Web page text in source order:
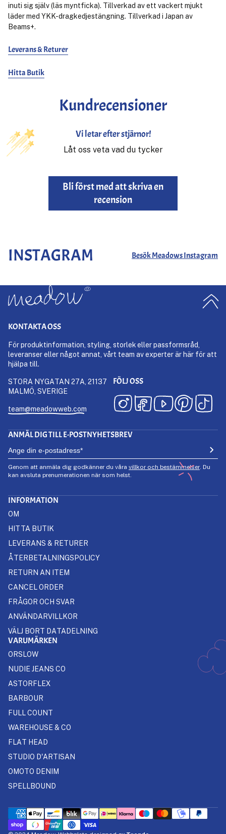
inuti sig själv (läs myntficka). Tillverkad av ett vackert mjukt
läder med YKK-dragkedjestängning. Tillverkad i Japan av
Beams+.
Leverans & Returer
Hitta Butik
Kundrecensioner
Vi letar efter stjärnor!
Låt oss veta vad du tycker
Bli först med att skriva en
recension
INSTAGRAM Besök Meadows Instagram
KONTAKTA OSS
För produktinformation, styling, storlek eller passformsråd,
leveranser eller något annat, vårt team av experter är här för att
hjälpa till.
STORA NYGATAN 27A, 21137
MALMÖ, SVERIGE
team@meadowweb.com
FÖLJ OSS
ANMÄL DIG TILL E-POSTNYHETSBREV
Genom att anmäla dig godkänner du våra villkor och bestämmelser. Du
kan avsluta prenumerationen när som helst.
INFORMATION
OM
HITTA BUTIK
LEVERANS & RETURER
ÅTERBETALNINGSPOLICY
RETURN AN ITEM
CANCEL ORDER
FRÅGOR OCH SVAR
ANVÄNDARVILLKOR
VÄLJ BORT DATADELNING
VARUMÄRKEN
ORSLOW
NUDIE JEANS CO
ASTORFLEX
BARBOUR
FULL COUNT
WAREHOUSE & CO
FLAT HEAD
STUDIO D'ARTISAN
OMOTO DENIM
SPELLBOUND